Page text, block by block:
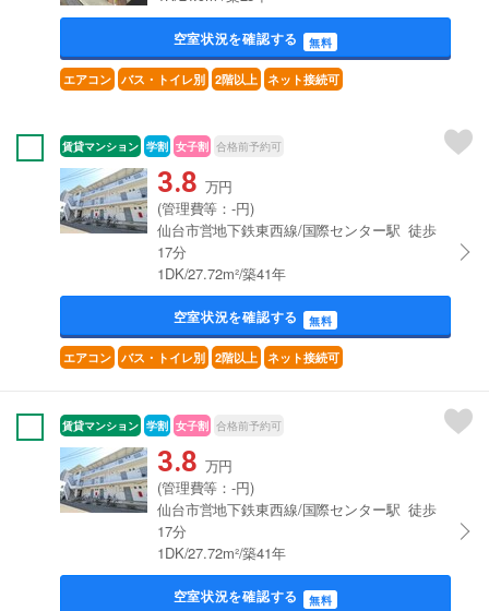
空室状況を確認する 無料
エアコン バス・トイレ別 2階以上 ネット接続可
賃貸マンション 学割 女子割 合格前予約可
3.8 万円
(管理費等：-円)
仙台市営地下鉄東西線/国際センター駅 徒歩
17分
1DK/27.72m²/築41年
空室状況を確認する 無料
エアコン バス・トイレ別 2階以上 ネット接続可
賃貸マンション 学割 女子割 合格前予約可
3.8 万円
(管理費等：-円)
仙台市営地下鉄東西線/国際センター駅 徒歩
17分
1DK/27.72m²/築41年
空室状況を確認する 無料